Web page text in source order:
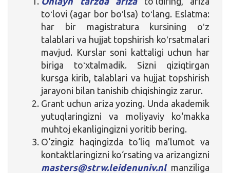
toʻlovi (agar bor boʻlsa) toʻlang. Eslatma:
har bir magistratura kursining oʻz
talablari va hujjat topshirish koʻrsatmalari
mavjud. Kurslar soni kattaligi uchun har
biriga toʻxtalmadik. Sizni qiziqtirgan
kursga kirib, talablari va hujjat topshirish
jarayoni bilan tanishib chiqishingiz zarur.
Grant uchun ariza yozing. Unda akademik
yutuqlaringizni va moliyaviy ko‘makka
muhtoj ekanligingizni yoritib bering.
O‘zingiz haqingizda to‘liq ma’lumot va
kontaktlaringizni ko‘rsating va arizangizni
masters@strw.leidenuniv.nlmanziliga